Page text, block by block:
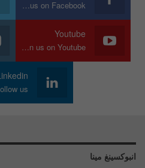
Join us on Facebook
Youtube
Join us on Youtube
us
انبوكسينغ مينا